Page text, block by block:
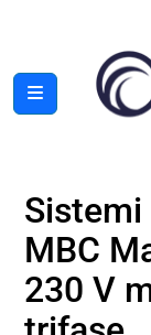
MBC
230 V